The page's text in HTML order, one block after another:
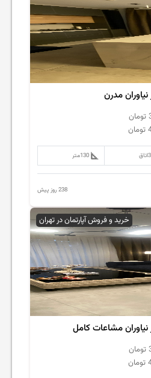
تومان
تومان
3اتاق 130متر
238 روز پیش
خرید و فروش آپارتمان در تهران
تومان
تومان